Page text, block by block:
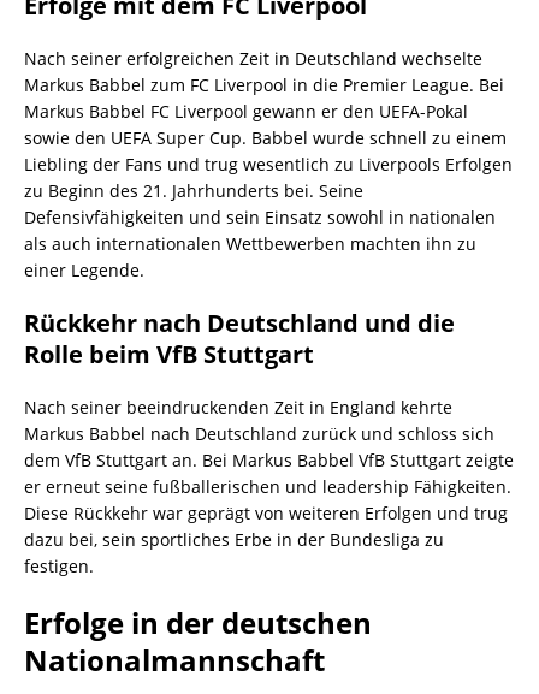
Nach seiner erfolgreichen Zeit in Deutschland wechselte
Markus Babbel zum FC Liverpool in die Premier League. Bei
Markus Babbel FC Liverpool gewann er den UEFA-Pokal
sowie den UEFA Super Cup. Babbel wurde schnell zu einem
Liebling der Fans und trug wesentlich zu Liverpools Erfolgen
zu Beginn des 21. Jahrhunderts bei. Seine
Defensivfähigkeiten und sein Einsatz sowohl in nationalen
als auch internationalen Wettbewerben machten ihn zu
einer Legende.
Rückkehr nach Deutschland und die
Rolle beim VfB Stuttgart
Nach seiner beeindruckenden Zeit in England kehrte
Markus Babbel nach Deutschland zurück und schloss sich
dem VfB Stuttgart an. Bei Markus Babbel VfB Stuttgart zeigte
er erneut seine fußballerischen und leadership Fähigkeiten.
Diese Rückkehr war geprägt von weiteren Erfolgen und trug
dazu bei, sein sportliches Erbe in der Bundesliga zu
festigen.
Erfolge in der deutschen
Nationalmannschaft